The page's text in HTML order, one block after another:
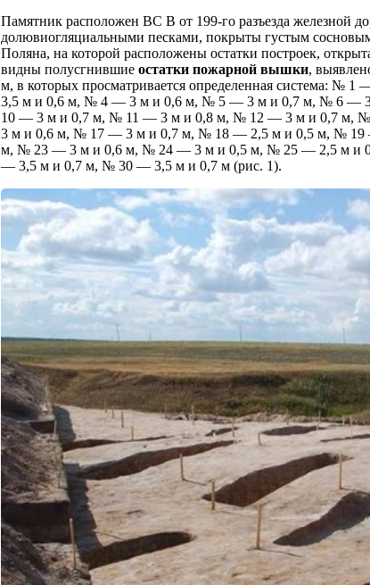
Памятник расположен ВС В от 199-го разъезда
долювиогляциальными песками, покрыты густым
Поляна, на которой расположены остатки построек,
видны полусгнившиеостатки пожарной вышки,
м, в которых просматривается определенная система:
3,5 м и 0,6 м, № 4 — 3 м и 0,6 м, № 5 — 3 м и 0,7 м, № 6
10 — 3 м и 0,7 м, № 11 — 3 м и 0,8 м, № 12 — 3 м и 0,7 м,
3 м и 0,6 м, № 17 — 3 м и 0,7 м, № 18 — 2,5 м и 0,5 м, №
м, № 23 — 3 м и 0,6 м, № 24 — 3 м и 0,5 м, № 25 — 2,5 м и
— 3,5 м и 0,7 м, № 30 — 3,5 м и 0,7 м (рис. 1).